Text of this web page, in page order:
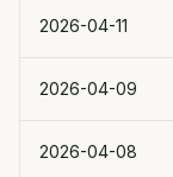
2026-04-11
2026-04-09
2026-04-08